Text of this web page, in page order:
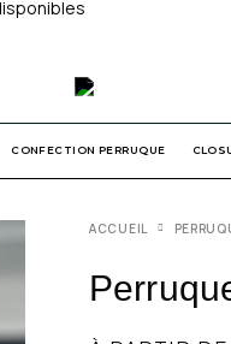
CONFECTION PERRUQUE
ACCUEIL